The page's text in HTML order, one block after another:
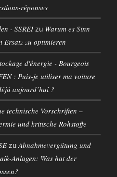
réponses
- SSREIzu Warum es Sinn
Ersatz zu optimieren
d'énergie - Bourgeois
: Puis-je utiliser ma voiture
aujourd’hui ?
technische Vorschriften –
und kritische Rohstoffe
zuAbnahmevergütung und
Anlagen: Was hat der